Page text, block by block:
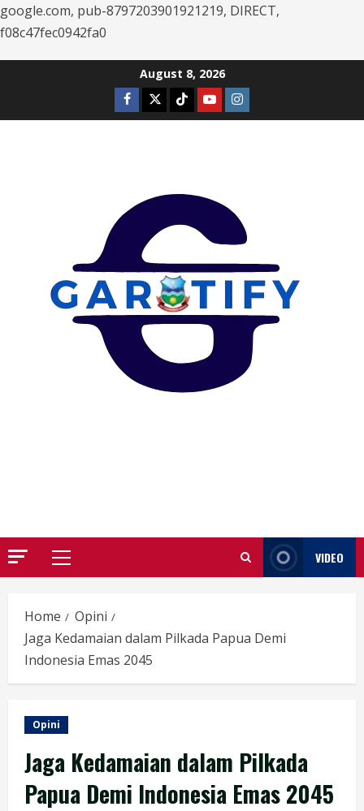
google.com, pub-8797203901921219, DIRECT,
f08c47fec0942fa0
August 8, 2026
Facebook
TwitterTiktokYoutubeInstagram
Primary
VIDEO
Home
Opini
Jaga Kedamaian dalam Pilkada Papua Demi
Indonesia Emas 2045
Opini
Jaga Kedamaian dalam Pilkada
Papua Demi Indonesia Emas 2045